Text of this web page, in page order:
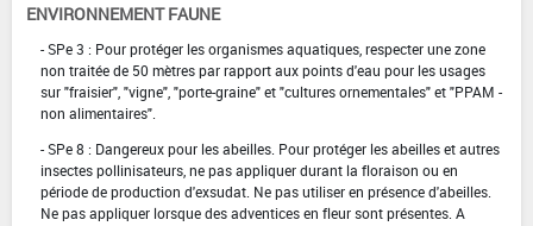
ENVIRONNEMENT FAUNE
- SPe 3 : Pour protéger les organismes aquatiques, respecter une zone
non traitée de 50 mètres par rapport aux points d'eau pour les usages
sur "fraisier", "vigne", "porte-graine" et "cultures ornementales" et "PPAM -
non alimentaires".
- SPe 8 : Dangereux pour les abeilles. Pour protéger les abeilles et autres
insectes pollinisateurs, ne pas appliquer durant la floraison ou en
période de production d'exsudat. Ne pas utiliser en présence d'abeilles.
Ne pas appliquer lorsque des adventices en fleur sont présentes. A